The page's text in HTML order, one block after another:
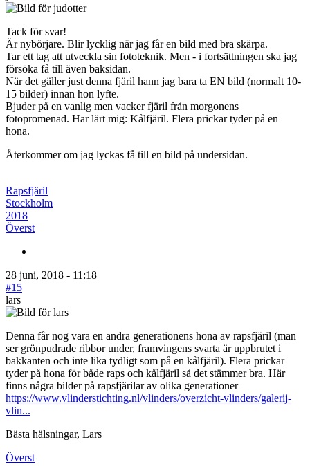
Tack för svar!
Är nybörjare. Blir lycklig när jag får en bild med bra skärpa.
Tar ett tag att utveckla sin fototeknik. Men - i fortsättningen ska jag
försöka få till även baksidan.
När det gäller just denna fjäril hann jag bara ta EN bild (normalt 10-
15 bilder) innan hon lyfte.
Bjuder på en vanlig men vacker fjäril från morgonens
fotopromenad. Har lärt mig: Kålfjäril. Flera prickar tyder på en
hona.
Återkommer om jag lyckas få till en bild på undersidan.
Rapsfjäril
Stockholm
2018
Överst
28 juni, 2018 - 11:18
#15
lars
Denna får nog vara en andra generationens hona av rapsfjäril (man
ser grönpudrade ribbor under, framvingens svarta är uppbrutet i
bakkanten och inte lika tydligt som på en kålfjäril). Flera prickar
tyder på hona för både raps och kålfjäril så det stämmer bra. Här
finns några bilder på rapsfjärilar av olika generationer
https://www.vlinderstichting.nl/vlinders/overzicht-vlinders/galerij-
vlin...
Bästa hälsningar, Lars
Överst